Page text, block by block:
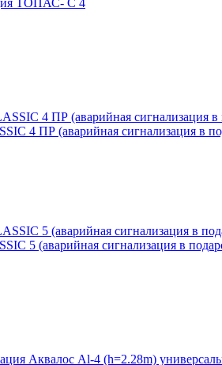
4 ПР (аварийная сигнализация в
5 (аварийная сигнализация в